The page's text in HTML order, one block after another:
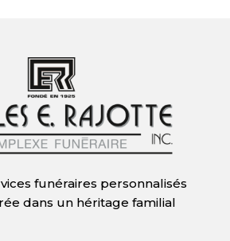
funéraires personnalisés
dans un héritage familial